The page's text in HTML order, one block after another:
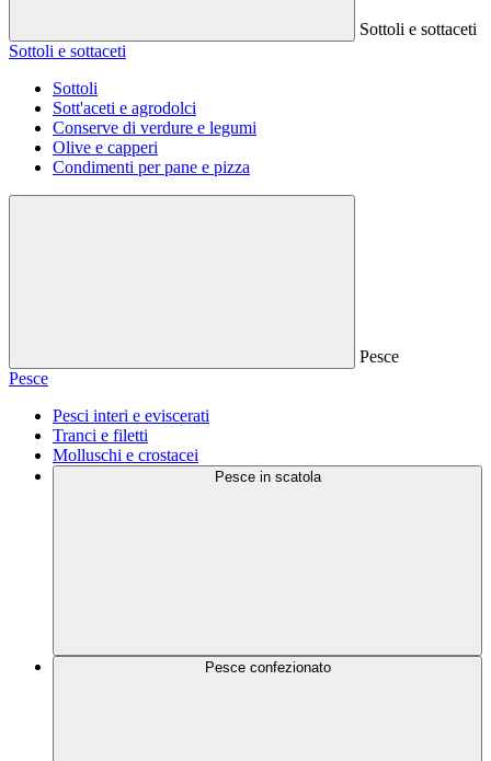
Sottoli e sottaceti
Sottoli e sottaceti
Sottoli
Sott'aceti e agrodolci
Conserve di verdure e legumi
Olive e capperi
Condimenti per pane e pizza
Pesce
Pesce
Pesci interi e eviscerati
Tranci e filetti
Molluschi e crostacei
Pesce in scatola
Pesce confezionato